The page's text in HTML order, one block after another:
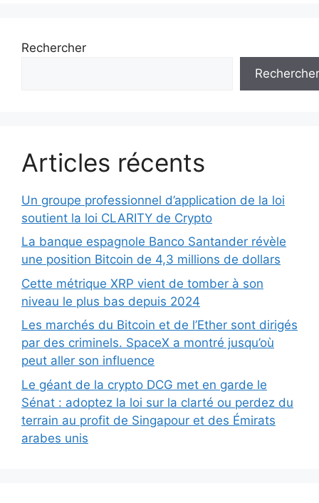
Rechercher
Rechercher
Articles récents
Un groupe professionnel d’application de la loi
soutient la loi CLARITY de Crypto
La banque espagnole Banco Santander révèle
une position Bitcoin de 4,3 millions de dollars
Cette métrique XRP vient de tomber à son
niveau le plus bas depuis 2024
Les marchés du Bitcoin et de l’Ether sont dirigés
par des criminels. SpaceX a montré jusqu’où
peut aller son influence
Le géant de la crypto DCG met en garde le
Sénat : adoptez la loi sur la clarté ou perdez du
terrain au profit de Singapour et des Émirats
arabes unis